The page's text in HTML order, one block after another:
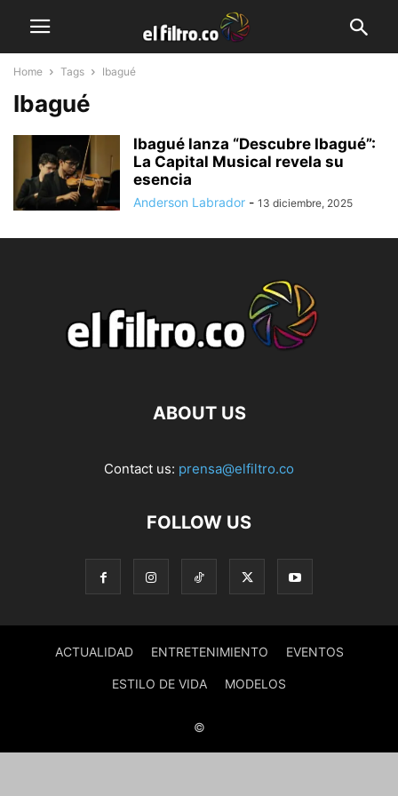
Home Tags Ibagué
Ibagué
Ibagué lanza “Descubre Ibagué”:
La Capital Musical revela su
esencia
Anderson Labrador - 13 diciembre, 2025
ABOUT US
Contact us: prensa@elfiltro.co
FOLLOW US
ACTUALIDAD ENTRETENIMIENTO EVENTOS
ESTILO DE VIDA MODELOS
©